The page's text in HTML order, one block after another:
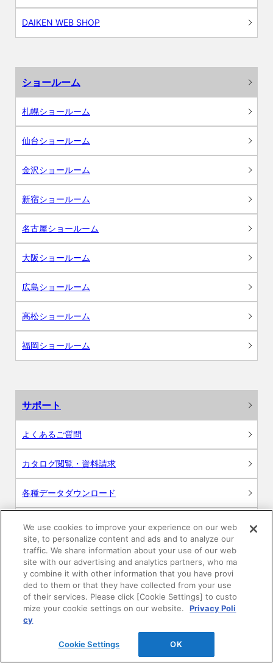
DAIKEN WEB SHOP
ショールーム
札幌ショールーム
仙台ショールーム
金沢ショールーム
新宿ショールーム
名古屋ショールーム
大阪ショールーム
広島ショールーム
高松ショールーム
福岡ショールーム
サポート
よくあるご質問
カタログ閲覧・資料請求
各種データダウンロード
WEB見積・各種シミュレーション
交換用部品の購入
修理・点検
お問い合わせ
We use cookies to improve your experience on our web
site, to personalize content and ads and to analyze our
traffic. We share information about your use of our web
site with our advertising and analytics partners, who ma
y combine it with other information that you have provi
ded to them or that they have collected from your use
of their services. Please click [Cookie Settings] to custo
mize your cookie settings on our website.
Privacy Poli
cy
Cookie Settings OK